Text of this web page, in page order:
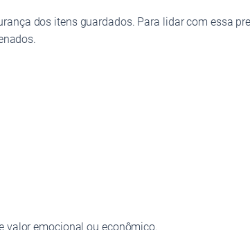
dos itens guardados. Para lidar com essa
valor emocional ou econômico.